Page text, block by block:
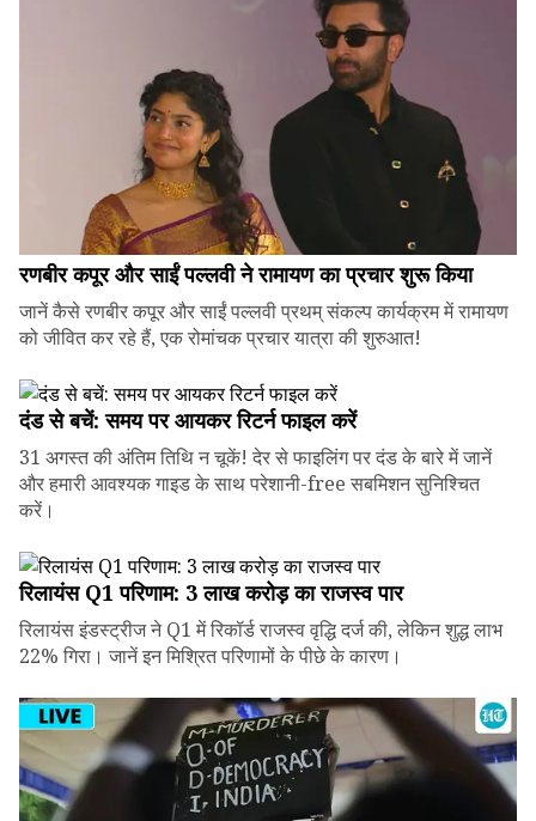
रणबीर कपूर और साईं पल्लवी ने रामायण का प्रचार शुरू किया
जानें कैसे रणबीर कपूर और साईं पल्लवी प्रथम् संकल्प कार्यक्रम में रामायण
को जीवित कर रहे हैं, एक रोमांचक प्रचार यात्रा की शुरुआत!
दंड से बचें: समय पर आयकर रिटर्न फाइल करें
31 अगस्त की अंतिम तिथि न चूकें! देर से फाइलिंग पर दंड के बारे में जानें
और हमारी आवश्यक गाइड के साथ परेशानी-free सबमिशन सुनिश्चित
करें।
रिलायंस Q1 परिणाम: ₹3 लाख करोड़ का राजस्व पार
रिलायंस इंडस्ट्रीज ने Q1 में रिकॉर्ड राजस्व वृद्धि दर्ज की, लेकिन शुद्ध लाभ
22% गिरा। जानें इन मिश्रित परिणामों के पीछे के कारण।